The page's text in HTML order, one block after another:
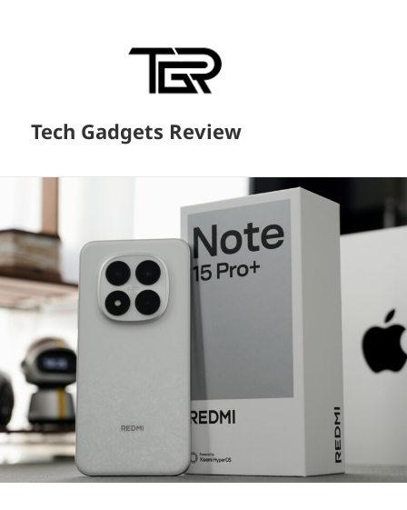
Tech Gadgets Review